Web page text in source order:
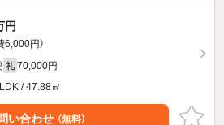
円
6,000円）
礼 70,000円
/ 47.88㎡
い合わせ （無料）